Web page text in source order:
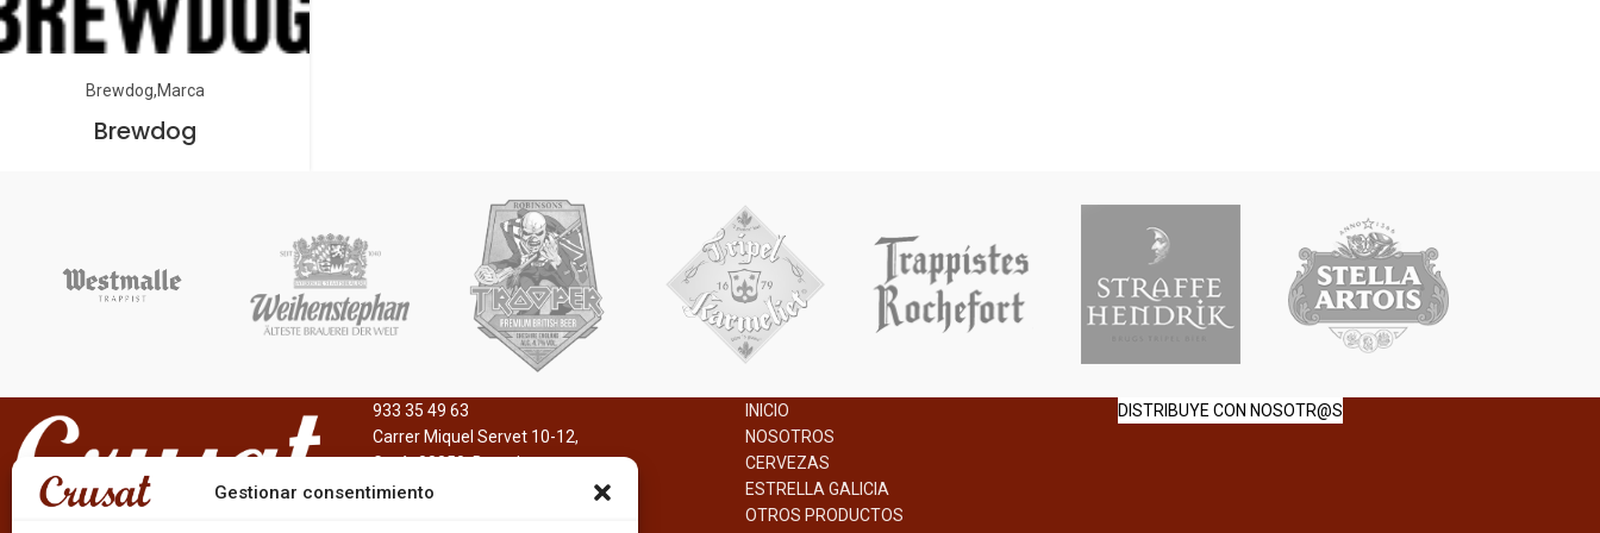
Gestionar consentimiento
Brewdog Marca
Brewdog
933 35 49 63
Carrer Miquel Servet 10-12,
Gavà, 08850, Barcelona.
INICIO
NOSOTROS
CERVEZAS
ESTRELLA GALICIA
OTROS PRODUCTOS
DISTRIBUYE CON NOSOTR@S